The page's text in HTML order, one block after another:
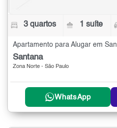
3 quartos 1 suíte
Apartamento para Alugar em
Santana
Zona Norte - São Paulo
WhatsApp